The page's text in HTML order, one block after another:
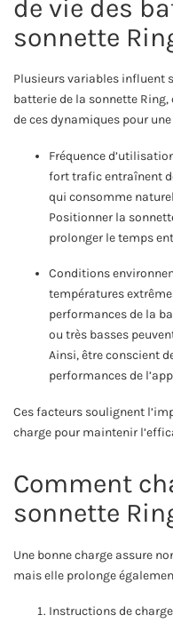
de vie des
sonnette
Plusieurs variables influent
batterie de la sonnette
de ces dynamiques pour
Fréquence
fort trafic entraînent
qui consomme
Positionner la
prolonger le temps
Conditions
températures
performances de la
ou très basses
Ainsi, être conscient
performances de
Ces facteurs soulignent
charge pour maintenir
Comment
sonnette
Une bonne charge assure
mais elle prolonge
Instructions de